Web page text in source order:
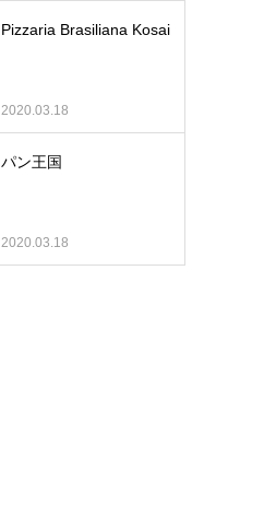
Pizzaria Brasiliana Kosai
2020.03.18
パン王国
2020.03.18